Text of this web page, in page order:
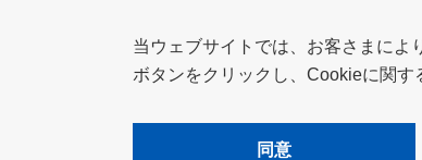
当ウェブサイトでは、お客さまによ
ボタンをクリックし、Cookieに関す
同意